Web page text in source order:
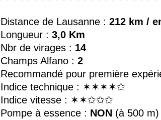
Distance de Lausanne : 212 km /
Longueur : 3,0 Km
Nbr de virages : 14
Champs Alfano : 2
Recommandé pour première
Indice technique : ✶✶✶✶✩
Indice vitesse : ✶✶✩✩✩
Pompe à essence : NON (à 500 m)